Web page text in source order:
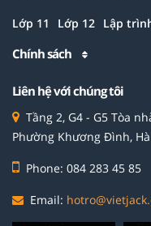
Lớp 11 Lớp 12 Lập
Chính sách
Liên hệ với chúng tôi
Tầng 2, G4 - G5 Tòa
Phường Khương Đình,
Phone: 084 283 45 85
Email: